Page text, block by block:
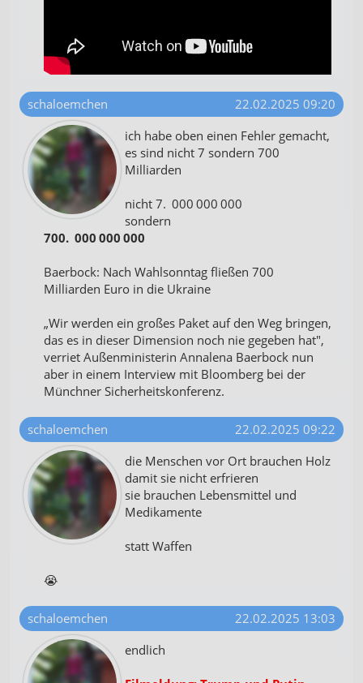
schaloemchen
22.02.2025 09:20
ich habe oben einen Fehler gemacht,
es sind nicht 7 sondern 700
Milliarden
nicht 7. 000 000 000
sondern
700. 000 000 000
Baerbock: Nach Wahlsonntag fließen 700
Milliarden Euro in die Ukraine
„Wir werden ein großes Paket auf den Weg bringen,
das es in dieser Dimension noch nie gegeben hat",
verriet Außenministerin Annalena Baerbock nun
aber in einem Interview mit Bloomberg bei der
Münchner Sicherheitskonferenz.
schaloemchen
22.02.2025 09:22
die Menschen vor Ort brauchen Holz
damit sie nicht erfrieren
sie brauchen Lebensmittel und
Medikamente
statt Waffen
😭
schaloemchen
22.02.2025 13:03
endlich